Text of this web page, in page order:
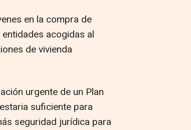
en la compra de
acogidas al
de vivienda
urgente de un Plan
suficiente para
seguridad jurídica para